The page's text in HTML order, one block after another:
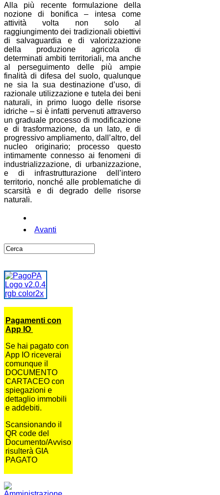
Alla più recente formulazione della
nozione di bonifica – intesa come
attività volta non solo al
raggiungimento dei tradizionali obiettivi
di salvaguardia e di valorizzazione
della produzione agricola di
determinati ambiti territoriali, ma anche
al perseguimento delle più ampie
finalità di difesa del suolo, qualunque
ne sia la sua destinazione d’uso, di
razionale utilizzazione e tutela dei beni
naturali, in primo luogo delle risorse
idriche – si è infatti pervenuti attraverso
un graduale processo di modificazione
e di trasformazione, da un lato, e di
progressivo ampliamento, dall’altro, del
nucleo originario; processo questo
intimamente connesso ai fenomeni di
industrializzazione, di urbanizzazione,
e di infrastrutturazione dell’intero
territorio, nonché alle problematiche di
scarsità e di degrado delle risorse
naturali.
Avanti
Pagamenti con
App IO
Se hai pagato con
App IO riceverai
comunque il
DOCUMENTO
CARTACEO con
spiegazioni e
dettaglio immobili
e addebiti.
Scansionando il
QR code del
Documento/Avviso
risulterà GIA
PAGATO